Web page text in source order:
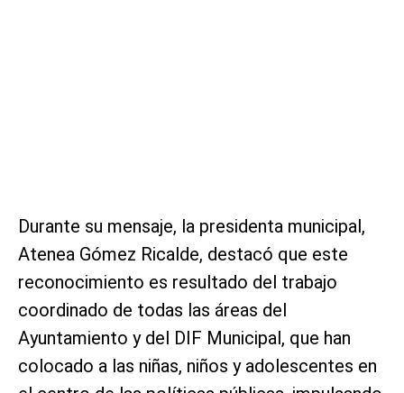
Durante su mensaje, la presidenta municipal,
Atenea Gómez Ricalde, destacó que este
reconocimiento es resultado del trabajo
coordinado de todas las áreas del
Ayuntamiento y del DIF Municipal, que han
colocado a las niñas, niños y adolescentes en